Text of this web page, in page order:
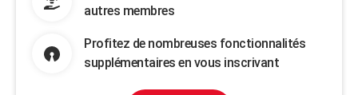
autres membres
Profitez de nombreuses fonctionnalités
supplémentaires en vous inscrivant